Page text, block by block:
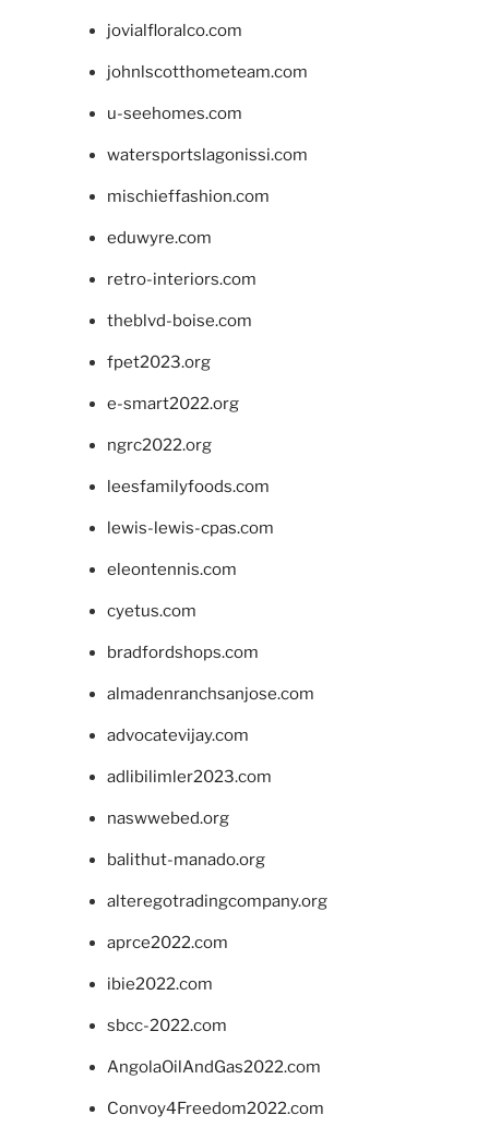
jovialfloralco.com
johnlscotthometeam.com
u-seehomes.com
watersportslagonissi.com
mischieffashion.com
eduwyre.com
retro-interiors.com
theblvd-boise.com
fpet2023.org
e-smart2022.org
ngrc2022.org
leesfamilyfoods.com
lewis-lewis-cpas.com
eleontennis.com
cyetus.com
bradfordshops.com
almadenranchsanjose.com
advocatevijay.com
adlibilimler2023.com
naswwebed.org
balithut-manado.org
alteregotradingcompany.org
aprce2022.com
ibie2022.com
sbcc-2022.com
AngolaOilAndGas2022.com
Convoy4Freedom2022.com